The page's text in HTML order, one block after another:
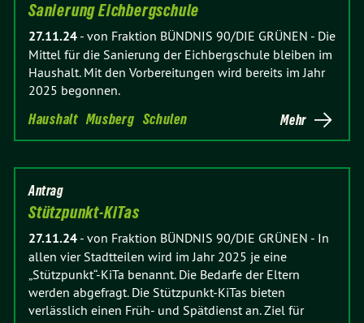
Sanierung Eichbergschule
27.11.24 - von Fraktion BÜNDNIS 90/DIE GRÜNEN - Die
Mittel für die Sanierung der Eichbergschule bleiben im
Haushalt. Mit den Vorbereitungen wird bereits im Jahr
2025 begonnen.
Haushalt Musberg Schulen Mehr
Antrag
Stützpunkt-KiTas
27.11.24 - von Fraktion BÜNDNIS 90/DIE GRÜNEN - In
allen vier Stadtteilen wird im Jahr 2025 je eine
„Stützpunkt“-KiTa benannt. Die Bedarfe der Eltern
werden abgefragt. Die Stützpunkt-KiTas bieten
verlässlich einen Früh- und Spätdienst an. Ziel für